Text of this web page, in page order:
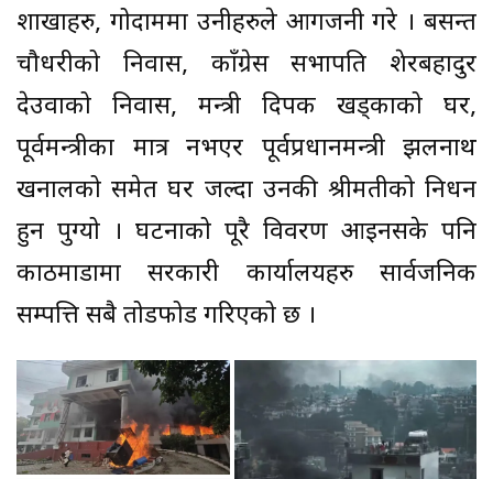
शाखाहरु, गोदाममा उनीहरुले आगजनी गरे । बसन्त
चौधरीको निवास, काँग्रेस सभापति शेरबहादुर
देउवाको निवास, मन्त्री दिपक खड्काको घर,
पूर्वमन्त्रीका मात्र नभएर पूर्वप्रधानमन्त्री झलनाथ
खनालको समेत घर जल्दा उनकी श्रीमतीको निधन
हुन पुग्यो । घटनाको पूरै विवरण आइनसके पनि
काठमाडौंमा सरकारी कार्यालयहरु सार्वजनिक
सम्पत्ति सबै तोडफोड गरिएको छ ।